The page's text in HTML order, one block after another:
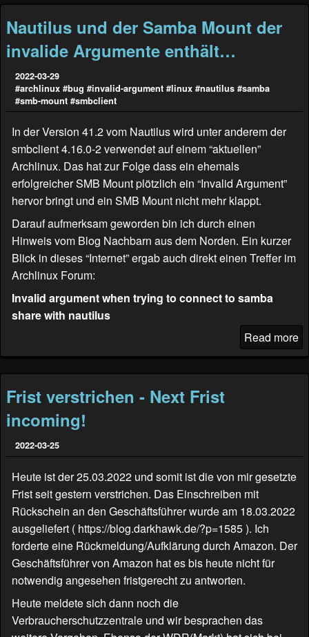
Nautilus und der Samba Mount der
invalide Argumente enthält…
2022-03-29
#archlinux #bug #invalid-argument #linux #nautilus #samba
#smb-mount #smbclient
In der Version 41.2 vom Nautilus wird unter anderem der
smbclient 4.16.0-2 verwendet auf einem “aktuellen”
Archlinux. Das hat zur Folge dass ein ehemals
erfolgreicher SMB Mount plötzlich ein “Invalid Argument”
hervor bringt und ein SMB Mount nicht mehr klappt.
Darauf aufmerksam geworden bin ich durch einen
Hinweis vom Blog Nachbarn aus dem Norden. Ein kurzer
Blick in dieses “Internet” ergab auch direkt einen Treffer im
Archlinux Forum:
Invalid argument when trying to connect to samba
share with nautilus
Read more
Frist verstrichen - Next Frist
incoming!
2022-03-25
Heute ist der 25.03.2022 und somit ist die von mir gesetzte
Frist seit gestern verstrichen. Das Einschreiben mit
Rückschein an den Geschäftsführer wurde am 18.03.2022
ausgeliefert ( https://blog.darkhawk.de/?p=1585). Ich
forderte eine Rückmeldung/Aufklärung durch Amazon. Der
Geschäftsführer von Amazon hat es bis heute nicht für
notwendig angesehen fristgerecht zu antworten.
Heute meldete sich dann noch die
Verbraucherschutzzentrale und wir besprachen das